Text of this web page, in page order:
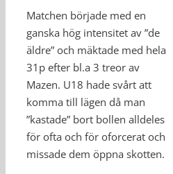
Matchen började med en
ganska hög intensitet av ”de
äldre” och mäktade med hela
31p efter bl.a 3 treor av
Mazen. U18 hade svårt att
komma till lägen då man
”kastade” bort bollen alldeles
för ofta och för oforcerat och
missade dem öppna skotten.